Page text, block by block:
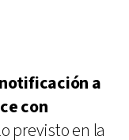
a
con
previsto en la